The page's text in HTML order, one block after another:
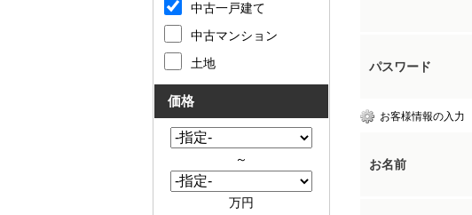
パスワード
お客様情報の入力
お名前
中古一戸建て
中古マンション
土地
価格
～
万円